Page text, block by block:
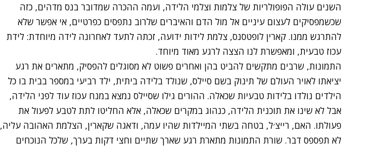
השנים עולה הפופולריות של צלמות וצלמי הלידה, ועמה ההכרה שמדובר בנס מדהים, כזה
שכשמפסיקים לעצום עיניים אל מול הדם והאיברים שלרוב נתפסים כפרטיים, אי אפשר שלא
להתרגש ממנו. קארין לופטסנס, צלמת לידות ידועה, זכתה לתעד לאחרונה לידה מיוחדת: לידת
עכוז טבעית, ומאפשרת לנו הצצה לרגע מאוד מיוחד.
התמונות, שרבים מתקשים להביט בהן ואחרים פשוט לא מסוגלים להפסיק, מתארים את רגע
יציאתו לאויר העולם של תינוק בשם סיילס, שנולד בלידה ביתית, ילד רביעי במספר בבית בו כל
הילדים נולדו בלידות טבעיות שכאלה. ההורים גילו שסיילס נמצא במנח עכוז עוד לפני הלידה,
אבל לא שינו את תוכנית הלידה, כנהוג במקרים שכאלה, אלא החליטו לתת לטבע לפעול את
פעולתו. האם, רייצ׳ל, בטחה בשתי המיילדות שהיו עמה, ודאגה שקארין, הצלמת האהובה עליה,
לא תפספס דבר. שורת התמונות מתארת רגע שארך שתיים וחצי דקות בערך, שלכל הנוכחים